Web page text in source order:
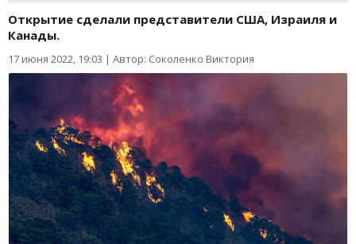
Открытие сделали представители США, Израиля и
Канады.
17 июня 2022, 19:03 | Автор: Соколенко Виктория